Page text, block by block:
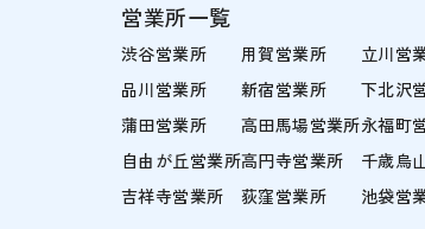
営業所一覧
渋谷営業所
品川営業所
蒲田営業所
自由が丘営業所
吉祥寺営業所
用賀営業所
新宿営業所
高田馬場営業所
高円寺営業所
荻窪営業所
立川営
下北沢
永福町
千歳烏
池袋営